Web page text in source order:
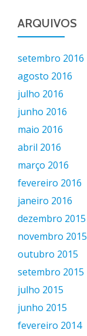
ARQUIVOS
setembro 2016
agosto 2016
julho 2016
junho 2016
maio 2016
abril 2016
março 2016
fevereiro 2016
janeiro 2016
dezembro 2015
novembro 2015
outubro 2015
setembro 2015
julho 2015
junho 2015
fevereiro 2014